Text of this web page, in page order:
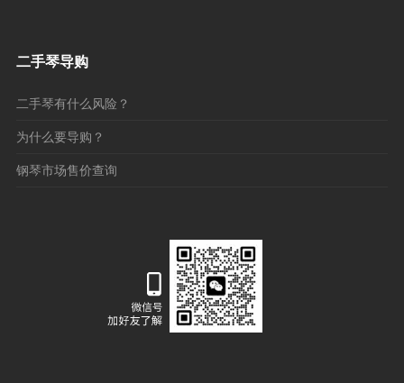
二手琴导购
二手琴有什么风险？
为什么要导购？
钢琴市场售价查询